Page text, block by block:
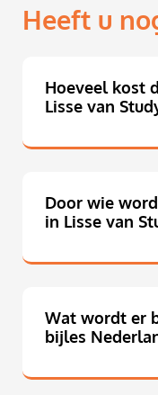
Heeft u
Hoeveel kost
Lisse van
Door wie
in Lisse van
Wat wordt er
bijles